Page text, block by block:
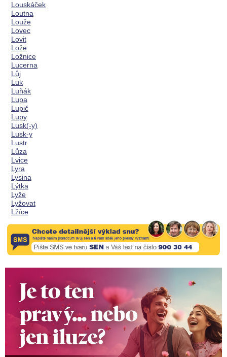
Louskáček
Loutna
Louže
Lovec
Lovit
Lože
Ložnice
Lucerna
Lůj
Luk
Luňák
Lupa
Lupič
Lupy
Lusk(-y)
Lusk-y
Lustr
Lůza
Lvice
Lyra
Lysina
Lýtka
Lyže
Lyžovat
Lžíce